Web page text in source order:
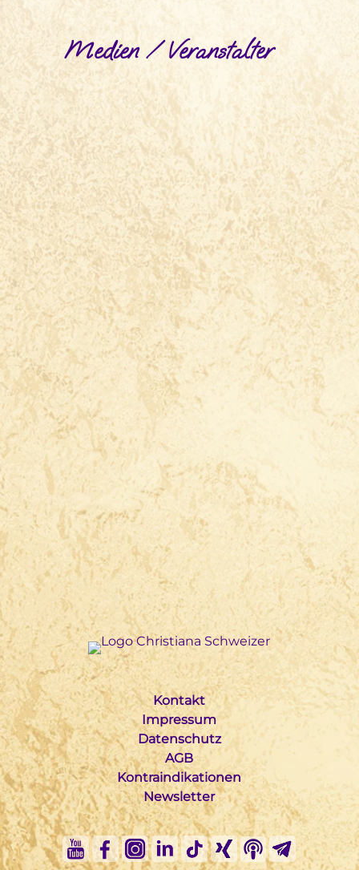
Medien / Veranstalter
Kontakt
Impressum
Datenschutz
AGB
Kontraindikationen
Newsletter